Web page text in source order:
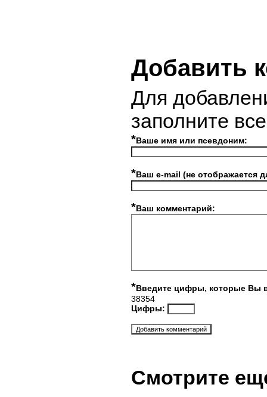
Добавить
Для
заполните
*Ваше имя или псевдоним:
*Ваш e-mail (не отображается
*Ваш комментарий:
*Введите цифры, которые Вы
38354
Цифры:
Смотрите